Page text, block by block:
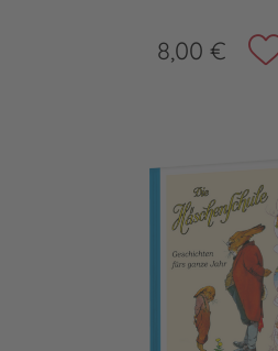
8,00 €